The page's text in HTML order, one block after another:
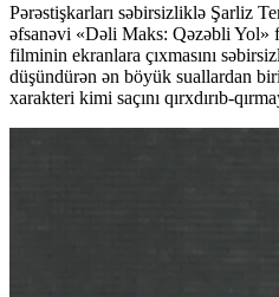
Pərəstişkarları səbirsizliklə Şarliz
əfsanəvi «Dəli Maks: Qəzəbli Yol»
filminin ekranlara çıxmasını
düşündürən ən böyük suallardan
xarakteri kimi saçını qırxdırıb-